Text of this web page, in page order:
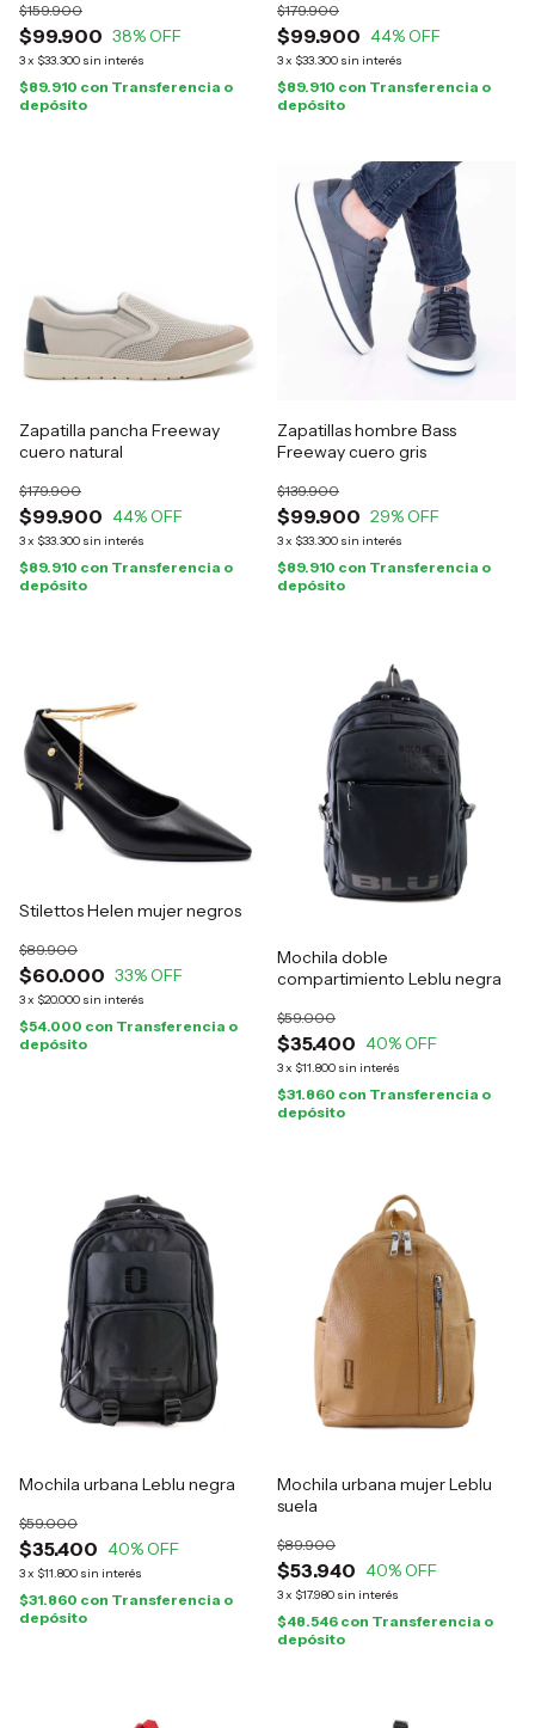
$99.900
$159.900
38% OFF
3x $33.300 sin interés
$89.910 con Transferencia o
depósito
$99.900
$179.900
44% OFF
3x $33.300 sin interés
$89.910 con Transferencia o
depósito
Zapatilla pancha Freeway
cuero natural
$99.900
$179.900
44% OFF
3x $33.300 sin interés
$89.910 con Transferencia o
depósito
Zapatillas hombre Bass
Freeway cuero gris
$99.900
$139.900
29% OFF
3x $33.300 sin interés
$89.910 con Transferencia o
depósito
Stilettos Helen mujer negros
$60.000
$89.900
33% OFF
3x $20.000 sin interés
$54.000 con Transferencia o
depósito
Mochila doble
compartimiento Leblu negra
$35.400
$59.000
40% OFF
3x $11.800 sin interés
$31.860 con Transferencia o
depósito
Mochila urbana Leblu negra
$35.400
$59.000
40% OFF
3x $11.800 sin interés
$31.860 con Transferencia o
depósito
Mochila urbana mujer Leblu
suela
$53.940
$89.900
40% OFF
3x $17.980 sin interés
$48.546 con Transferencia o
depósito